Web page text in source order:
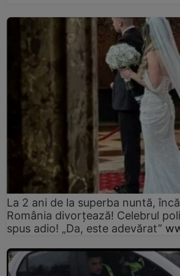
La 2 ani de la superba nuntă,
România divorțează! Celebrul
spus adio! „Da, este adevărat”